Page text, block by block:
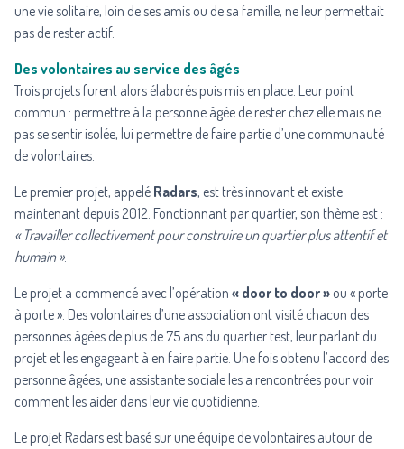
une vie solitaire, loin de ses amis ou de sa famille, ne leur permettait
pas de rester actif.
Des volontaires au service des âgés
Trois projets furent alors élaborés puis mis en place. Leur point
commun : permettre à la personne âgée de rester chez elle mais ne
pas se sentir isolée, lui permettre de faire partie d’une communauté
de volontaires.
Le premier projet, appelé Radars, est très innovant et existe
maintenant depuis 2012. Fonctionnant par quartier, son thème est :
« Travailler collectivement pour construire un quartier plus attentif et
humain ».
Le projet a commencé avec l’opération « door to door » ou « porte
à porte ». Des volontaires d’une association ont visité chacun des
personnes âgées de plus de 75 ans du quartier test, leur parlant du
projet et les engageant à en faire partie. Une fois obtenu l’accord des
personne âgées, une assistante sociale les a rencontrées pour voir
comment les aider dans leur vie quotidienne.
Le projet Radars est basé sur une équipe de volontaires autour de